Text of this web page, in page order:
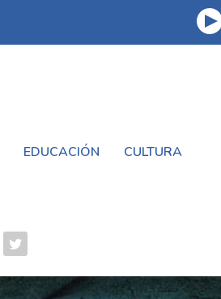
EDUCACIÓN CULTURA